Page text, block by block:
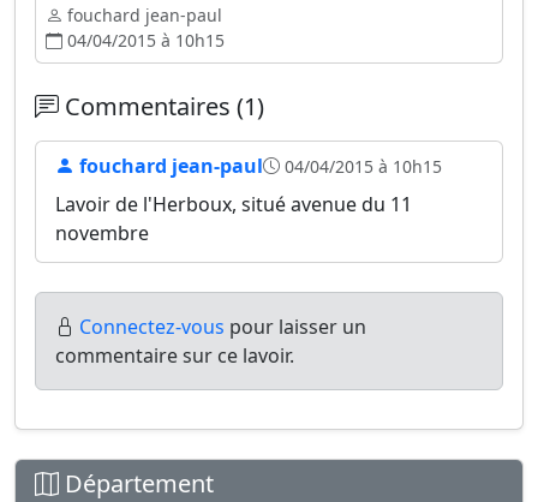
fouchard jean-paul
04/04/2015 à 10h15
Commentaires (1)
fouchard jean-paul 04/04/2015 à 10h15
Lavoir de l'Herboux, situé avenue du 11
novembre
Connectez-vous pour laisser un
commentaire sur ce lavoir.
Département